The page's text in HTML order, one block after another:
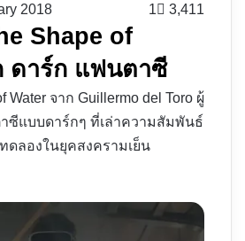
2018 1 3,411
Shape of
ดาร์ก แฟนตาซี
Water จาก Guillermo del Toro ผู้
ซีแบบดาร์กๆ ที่เล่าความสัมพันธ์
ดลองในยุคสงครามเย็น